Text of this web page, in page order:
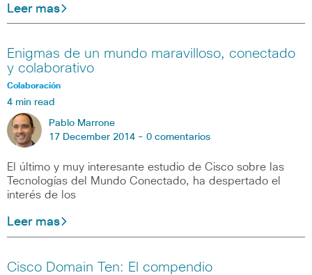
Leer mas
Enigmas de un mundo maravilloso, conectado
y colaborativo
Colaboración
4 min read
Pablo Marrone
17 December 2014 - 0 comentarios
El último y muy interesante estudio de Cisco sobre las
Tecnologías del Mundo Conectado, ha despertado el
interés de los
Leer mas
Cisco Domain Ten: El compendio